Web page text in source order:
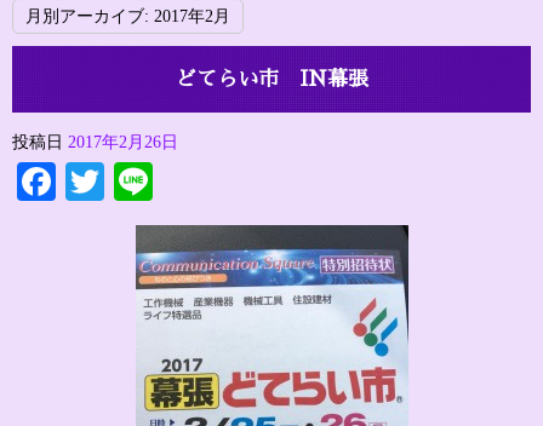
月別アーカイブ: 2017年2月
どてらい市 IN幕張
投稿日 2017年2月26日
Facebook
Twitter